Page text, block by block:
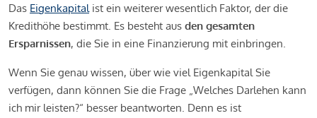
Das Eigenkapitalist ein weiterer wesentlich Faktor, der die
Kredithöhe bestimmt. Es besteht aus den gesamten
Ersparnissen, die Sie in eine Finanzierung mit einbringen.
Wenn Sie genau wissen, über wie viel Eigenkapital Sie
verfügen, dann können Sie die Frage „Welches Darlehen kann
ich mir leisten?“ besser beantworten. Denn es ist